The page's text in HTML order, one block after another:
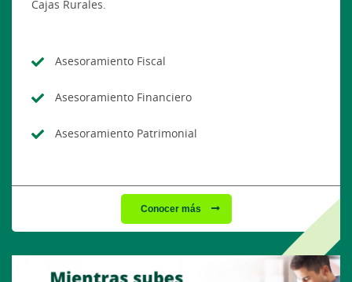
Cajas Rurales.
Asesoramiento Fiscal
Asesoramiento Financiero
Asesoramiento Patrimonial
Conocer más